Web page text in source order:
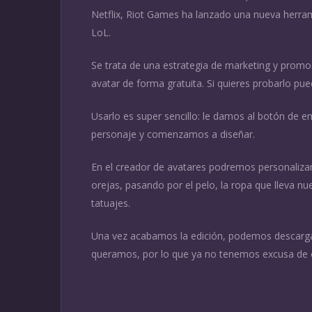
Netflix, Riot Games ha lanzado una nueva
LoL.
Se trata de una estrategia de marketing y
avatar de forma gratuita. Si quieres probarlo
Usarlo es super sencillo: le damos al botón de
personaje y comenzamos a diseñar.
En el creador de avatares podremos
orejas, pasando por el pelo, la ropa que lleva
tatuajes.
Una vez acabamos la edición, podemos
queramos, por lo que ya no tenemos excusa